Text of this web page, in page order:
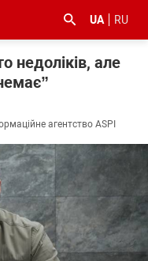
UA RU
недоліків, але
агентство ASPI
#коронавірус